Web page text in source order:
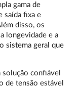
gama de
saída fixa e
disso, os
longevidade e a
sistema geral que
solução confiável
de tensão estável